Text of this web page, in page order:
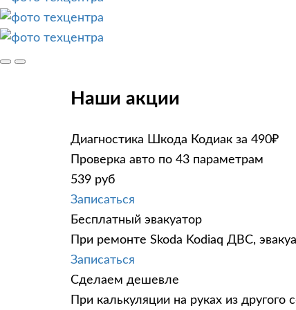
Наши акции
Диагностика Шкода Кодиак за 490₽
Проверка авто по 43 параметрам
539 руб
Записаться
Бесплатный эвакуатор
При ремонте Skoda Kodiaq ДВС,
Записаться
Сделаем дешевле
При калькуляции на руках из